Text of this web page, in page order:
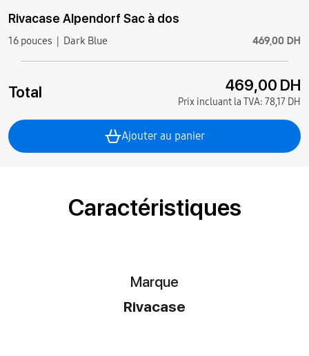
Rivacase Alpendorf Sac à dos
16 pouces Dark Blue 469,00 DH
Total 469,00 DH
Prix incluant la TVA: 78,17 DH
Ajouter au panier
Caractéristiques
Marque
Rivacase